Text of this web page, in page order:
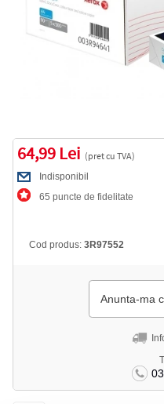
64,99 Lei (pret cu TVA)
Indisponibil
65 puncte de fidelitate
Cod produs: 3R97552
Anunta-ma